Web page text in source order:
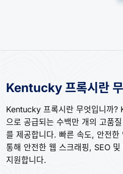
Kentucky 프록시란
Kentucky 프록시란 무엇입니까?
으로 공급되는 수백만 개의 고품
를 제공합니다. 빠른 속도, 안전
통해 안전한 웹 스크래핑, SEO
지원합니다.